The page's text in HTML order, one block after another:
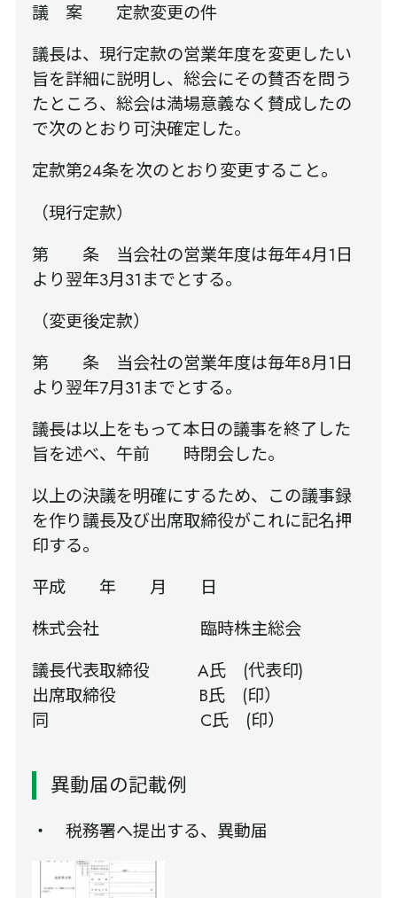
議 案 定款変更の件
議長は、現行定款の営業年度を変更したい
旨を詳細に説明し、総会にその賛否を問う
たところ、総会は満場意義なく賛成したの
で次のとおり可決確定した。
定款第24条を次のとおり変更すること。
（現行定款）
第 条 当会社の営業年度は毎年4月1日
より翌年3月31までとする。
（変更後定款）
第 条 当会社の営業年度は毎年8月1日
より翌年7月31までとする。
議長は以上をもって本日の議事を終了した
旨を述べ、午前 時閉会した。
以上の決議を明確にするため、この議事録
を作り議長及び出席取締役がこれに記名押
印する。
平成 年 月 日
株式会社 臨時株主総会
議長代表取締役 A氏 (代表印)
出席取締役 B氏 (印）
同 C氏 (印）
異動届の記載例
・ 税務署へ提出する、異動届